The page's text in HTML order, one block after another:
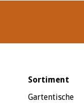
Sortiment
Gartentische